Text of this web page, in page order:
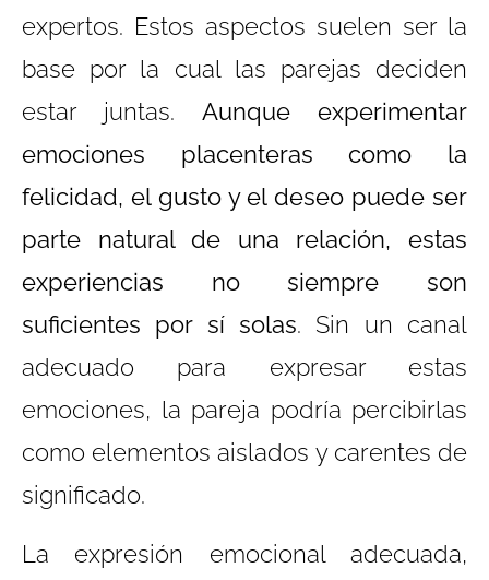
expertos. Estos aspectos suelen ser la
base por la cual las parejas deciden
estar juntas. Aunque experimentar
emociones placenteras como la
felicidad, el gusto y el deseo puede ser
parte natural de una relación, estas
experiencias no siempre son
suficientes por sí solas. Sin un canal
adecuado para expresar estas
emociones, la pareja podría percibirlas
como elementos aislados y carentes de
significado.
La expresión emocional adecuada,